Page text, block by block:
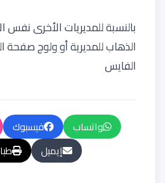
بالنسبة للمديريات الأخرى نفس
الذهاب للمديرية أو ولوجصفحة
الفايس
واتساب فيسبوك
إيميل